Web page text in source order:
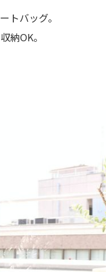
トバッグ。
納OK。